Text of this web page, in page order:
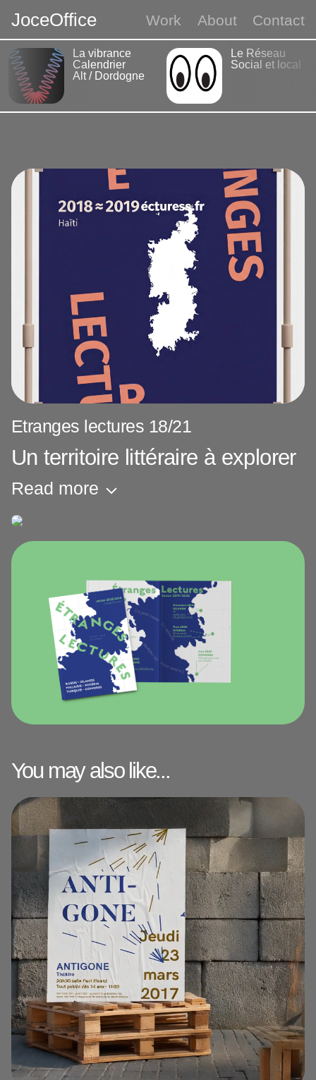
JoceOffice Work About Contact
La vibrance
Calendrier
Alt / Dordogne
Le Réseau
Social et local
Etranges lectures 18/21
Un territoire littéraire à explorer
You may also like...